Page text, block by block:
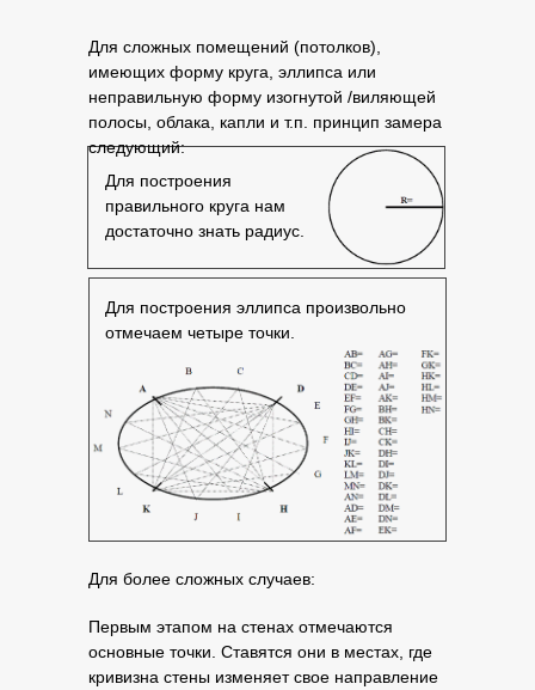
Для сложных помещений (потолков),
имеющих форму круга, эллипса или
неправильную форму изогнутой /виляющей
полосы, облака, капли и т.п. принцип замера
следующий:
Для построения
правильного круга нам
достаточно знать радиус.
Для построения эллипса произвольно
отмечаем четыре точки.
Для более сложных случаев:
Первым этапом на стенах отмечаются
основные точки. Ставятся они в местах, где
кривизна стены изменяет свое направление